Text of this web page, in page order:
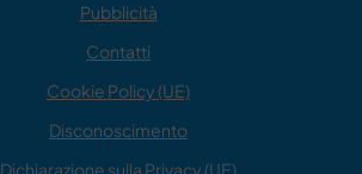
Pubblicità
Contatti
Cookie Policy (UE)
Disconoscimento